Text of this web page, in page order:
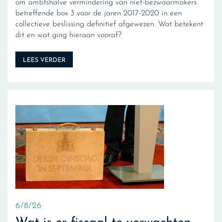
om ambtshalve vermindering van niet-bezwaarmakers
betreffende box 3 voor de jaren 2017-2020 in een
collectieve beslissing definitief afgewezen. Wat betekent
dit en wat ging hieraan vooraf?
LEES VERDER
6/8/26